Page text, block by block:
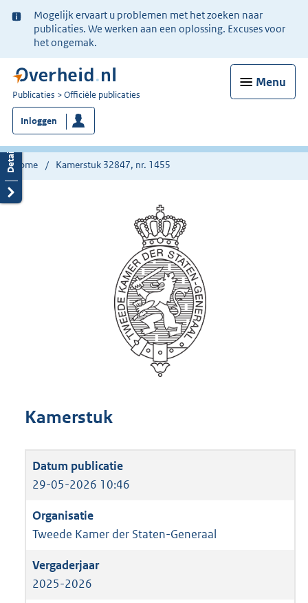
Ter
informatie:
Mogelijk ervaart u problemen met het zoeken naar
publicaties. We werken aan een oplossing. Excuses voor
het ongemak.
Menu
U
bent
nu
hier:
Publicaties Officiële publicaties
Inloggen
Home Kamerstuk 32847, nr. 1455
Kamerstuk
29-05-2026 10:46
Tweede Kamer der Staten-Generaal
2025-2026